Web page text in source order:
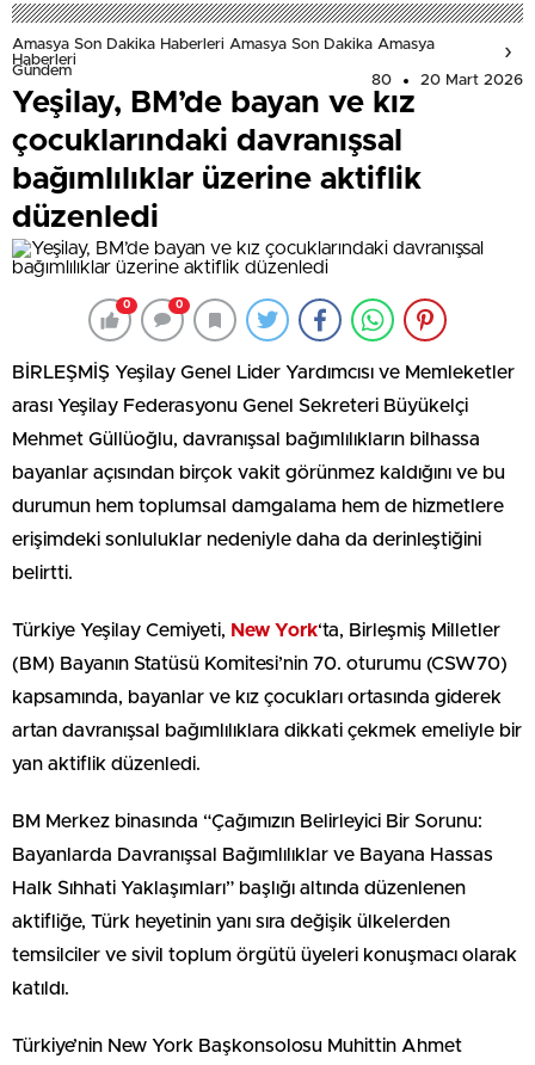
Amasya Son Dakika Haberleri Amasya Son Dakika Amasya
Haberleri
Gündem
80 20 Mart 2026
Yeşilay, BM’de bayan ve kız
çocuklarındaki davranışsal
bağımlılıklar üzerine aktiflik
düzenledi
0 0
BİRLEŞMİŞ Yeşilay Genel Lider Yardımcısı ve Memleketler
arası Yeşilay Federasyonu Genel Sekreteri Büyükelçi
Mehmet Güllüoğlu, davranışsal bağımlılıkların bilhassa
bayanlar açısından birçok vakit görünmez kaldığını ve bu
durumun hem toplumsal damgalama hem de hizmetlere
erişimdeki sonluluklar nedeniyle daha da derinleştiğini
belirtti.
Türkiye Yeşilay Cemiyeti, New York‘ta, Birleşmiş Milletler
(BM) Bayanın Statüsü Komitesi’nin 70. oturumu (CSW70)
kapsamında, bayanlar ve kız çocukları ortasında giderek
artan davranışsal bağımlılıklara dikkati çekmek emeliyle bir
yan aktiflik düzenledi.
BM Merkez binasında “Çağımızın Belirleyici Bir Sorunu:
Bayanlarda Davranışsal Bağımlılıklar ve Bayana Hassas
Halk Sıhhati Yaklaşımları” başlığı altında düzenlenen
aktifliğe, Türk heyetinin yanı sıra değişik ülkelerden
temsilciler ve sivil toplum örgütü üyeleri konuşmacı olarak
katıldı.
Türkiye’nin New York Başkonsolosu Muhittin Ahmet